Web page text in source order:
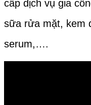
cấp dịch vụ gia
sữa rửa mặt, kem
serum,….